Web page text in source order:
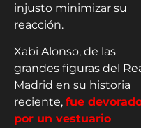
injusto minimizar su
reacción.
Xabi Alonso, de las
grandes figuras del
Madrid en su historia
reciente, fue
por un vestuario